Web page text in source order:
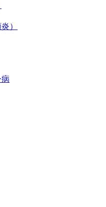
）